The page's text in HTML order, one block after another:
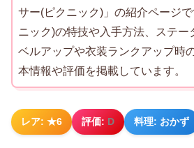
サー(ピクニック)」の紹介ページ
ニック)の特技や入手方法、ステー
ベルアップや衣装ランクアップ時
本情報や評価を掲載しています。
レア: ★6 評価: D 料理: おかず